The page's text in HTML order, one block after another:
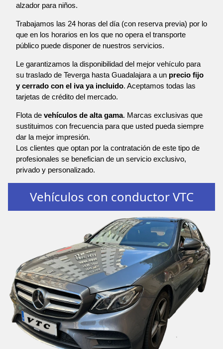
alzador para niños.
Trabajamos las 24 horas del día (con reserva previa) por lo
que en los horarios en los que no opera el transporte
público puede disponer de nuestros servicios.
Le garantizamos la disponibilidad del mejor vehículo para
su traslado de Teverga hasta Guadalajara a un precio fijo
y cerrado con el iva ya incluido. Aceptamos todas las
tarjetas de crédito del mercado.
Flota de vehículos de alta gama. Marcas exclusivas que
sustituimos con frecuencia para que usted pueda siempre
dar la mejor impresión.
Los clientes que optan por la contratación de este tipo de
profesionales se benefician de un servicio exclusivo,
privado y personalizado.
Vehículos con conductor VTC